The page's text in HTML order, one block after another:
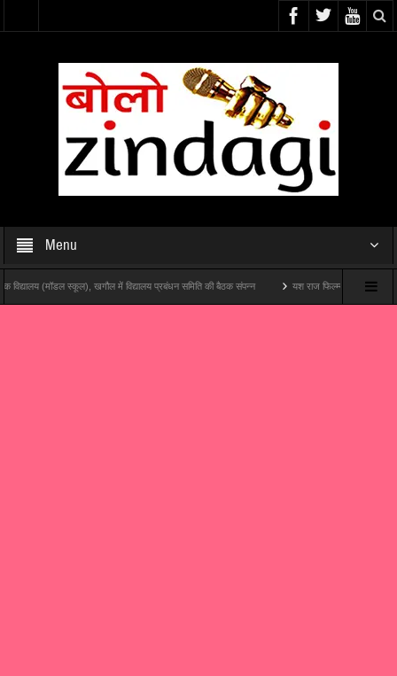
Menu
(मॉडल स्कूल), खगौल में विद्यालय प्रबंधन समिति की बैठक संपन्न यश राज फिल्म्स और पोशम पा पिक्चर्स